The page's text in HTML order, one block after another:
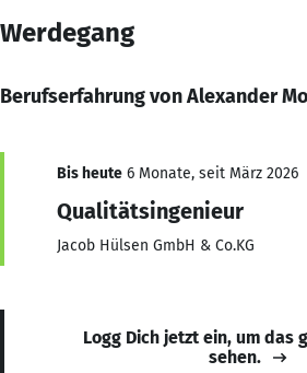
Werdegang
Berufserfahrung von Alexander
Bis heute 6 Monate, seit März 2026
Qualitätsingenieur
Jacob Hülsen GmbH & Co.KG
Logg Dich jetzt ein, um das
sehen.